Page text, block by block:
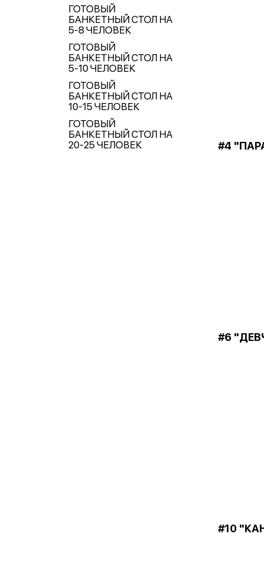
ГОТОВЫЙ
БАНКЕТНЫЙ СТОЛ НА
5-8 ЧЕЛОВЕК
ГОТОВЫЙ
БАНКЕТНЫЙ СТОЛ НА
5-10 ЧЕЛОВЕК
ГОТОВЫЙ
БАНКЕТНЫЙ СТОЛ НА
10-15 ЧЕЛОВЕК
ГОТОВЫЙ
БАНКЕТНЫЙ СТОЛ НА
20-25 ЧЕЛОВЕК
#4
#6
#10